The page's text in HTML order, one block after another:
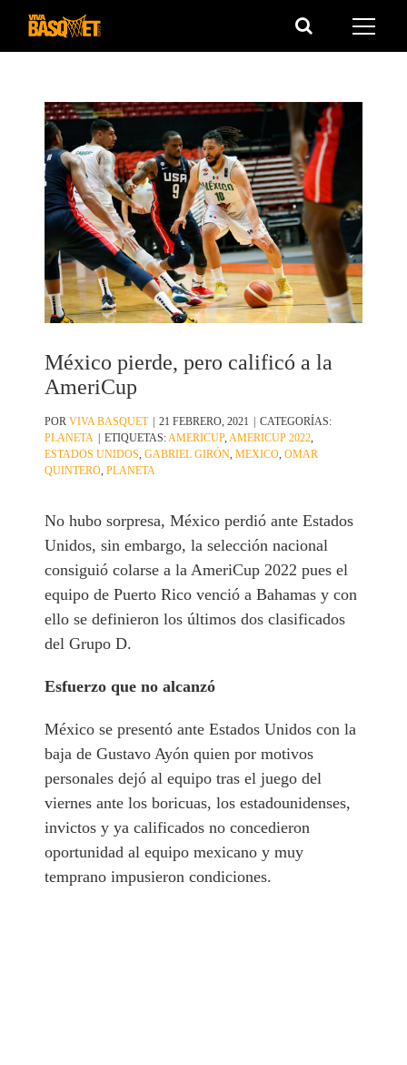
Saltar
México pierde, pero calificó a la
AmeriCup
PORVIVA BASQUET | 21 FEBRERO, 2021 | CATEGORÍAS:
PLANETA | ETIQUETAS: AMERICUP, AMERICUP 2022
ESTADOS UNIDOS ,GABRIEL GIRÓN ,MEXICO ,OMAR
QUINTERO ,PLANETA
No hubo sorpresa, México perdió ante Estados
Unidos, sin embargo, la selección nacional
consiguió colarse a la AmeriCup 2022 pues el
equipo de Puerto Rico venció a Bahamas y con
ello se definieron los últimos dos clasificados
del Grupo D.
Esfuerzo que no alcanzó
México se presentó ante Estados Unidos con la
baja de Gustavo Ayón quien por motivos
personales dejó al equipo tras el juego del
viernes ante los boricuas, los estadounidenses,
invictos y ya calificados no concedieron
oportunidad al equipo mexicano y muy
temprano impusieron condiciones.